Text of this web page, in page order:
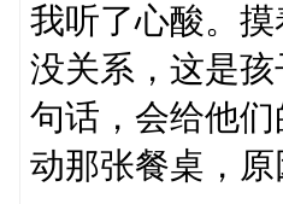
我听了心酸。
没关系，这是
句话，会给他
动那张餐桌，原